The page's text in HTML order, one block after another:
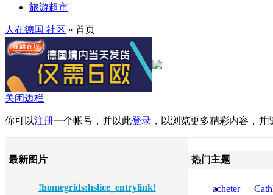
旅游超市
人在德国 社区 » 首页
关闭边栏
你可以注册一个帐号，并以此登录 ，以浏览更多精彩内容，
最新图片
!homegrids:hslice_entrylink!
热门主题
acheter